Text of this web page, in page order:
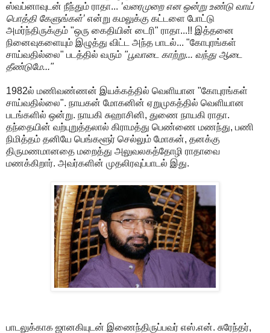
ஸ்வப்னாவுடன் நீந்தும் ராதா... ’வரைமுறை என ஒன்று உண்டு வாய்
பொத்தி கேளுங்கள்’ என்று கமலுக்கு கட்டளை போட்டு
அமர்ந்திருக்கும் "ஒரு கைதியின் டைரி" ராதா...!! இத்தனை
நினைவுகளையும் இழுத்து விட்ட அந்த பாடல்... "கோபுரங்கள்
சாய்வதில்லை" படத்தில் வரும் "பூவாடை காற்று... வந்து ஆடை
தீண்டுமே..."
1982ல் மணிவண்ணன் இயக்கத்தில் வெளியான "கோபுரங்கள்
சாய்வதில்லை". நாயகன் மோகனின் ஏறுமுகத்தில் வெளியான
படங்களில் ஒன்று. நாயகி சுஹாசினி, துணை நாயகி ராதா.
தந்தையின் வற்புறுத்தலால் கிராமத்து பெண்ணை மணந்து, பணி
நிமித்தம் தனியே பெங்களூர் செல்லும் மோகன், தனக்கு
திருமணமானதை மறைத்து அலுவலகத்தோழி ராதாவை
மணக்கிறார். அவர்களின் முதலிரவுப்பாடல் இது.
பாடலுக்காக ஜானகியுடன் இணைந்திருப்பவர் எஸ்.என். சுரேந்தர்,